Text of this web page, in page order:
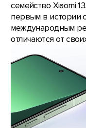
семейство Xiaomi
первым в истории
международным
отличаются от